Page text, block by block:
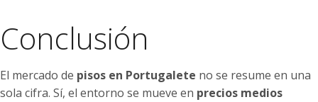
Conclusión
El mercado de pisos en Portugalete no se resume en una
sola cifra. Sí, el entorno se mueve en precios medios